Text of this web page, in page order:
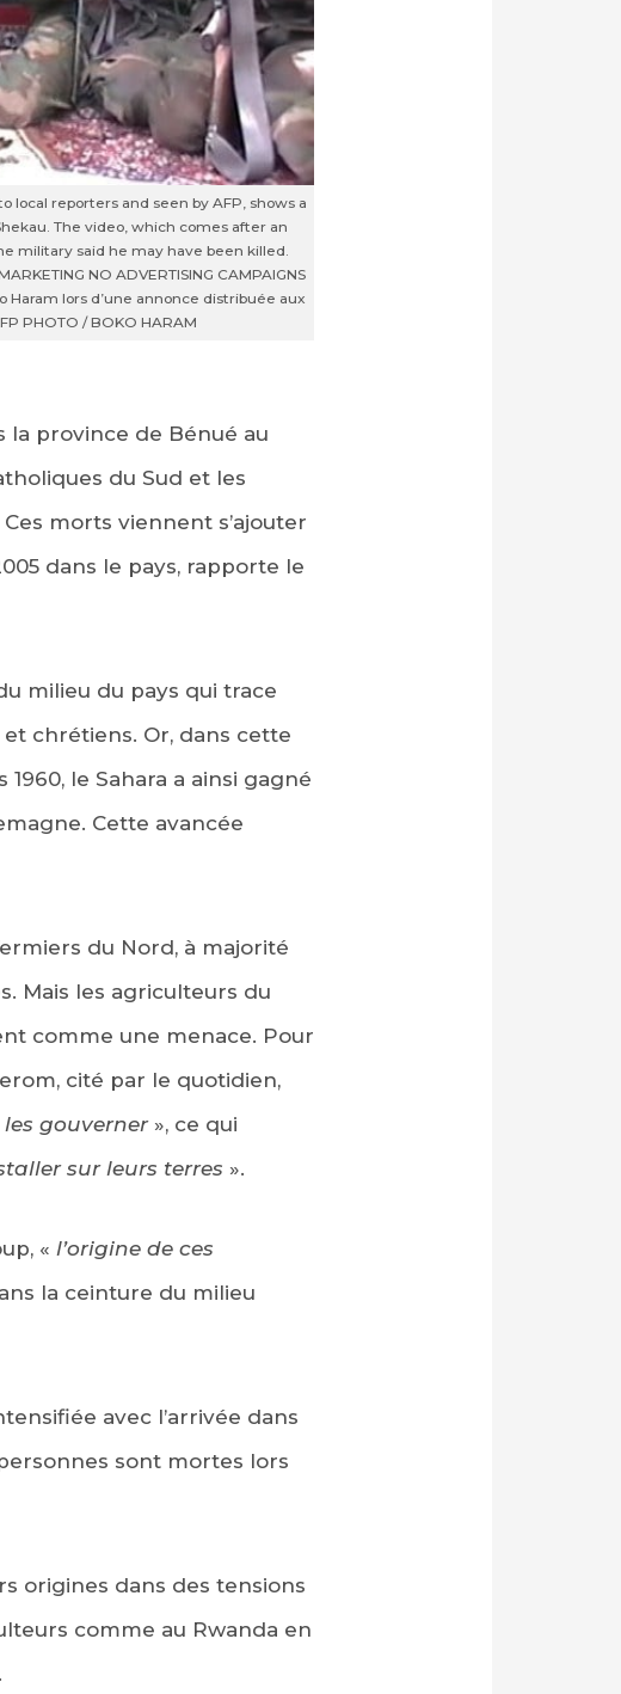
reporters and seen by AFP, shows a
The video, which comes after an
military said he may have been killed.
NO ADVERTISING CAMPAIGNS
lors d’une annonce distribuée aux
PHOTO / BOKO HARAM
la province de Bénué au
du Sud et les
morts viennent s’ajouter
dans le pays, rapporte le
milieu du pays qui trace
chrétiens. Or, dans cette
le Sahara a ainsi gagné
Cette avancée
du Nord, à majorité
Mais les agriculteurs du
comme une menace. Pour
cité par le quotidien,
gouverner», ce qui
sur leurs terres ».
« l’origine de ces
la ceinture du milieu
avec l’arrivée dans
sont mortes lors
origines dans des tensions
comme au Rwanda en